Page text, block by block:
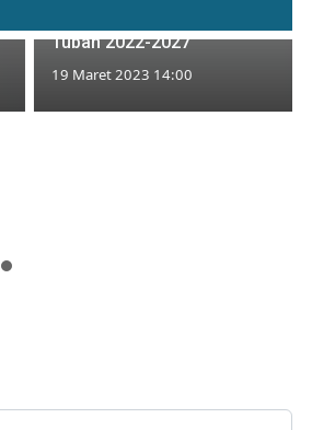
Tuban 2022-2027
19 Maret 2023 14:00